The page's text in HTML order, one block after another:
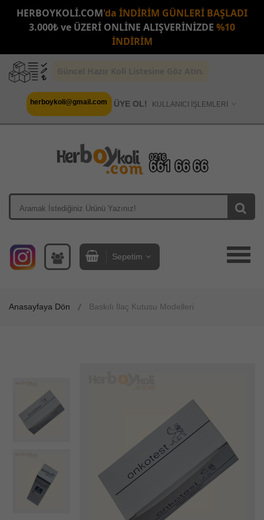
HERBOYKOLİ.COM'da İNDİRİM GÜNLERİ BAŞLADI
3.000₺ ve ÜZERİ ONLİNE ALIŞVERİNİZDE %10
İNDİRİM
KULLANICI İŞLEMLERİ
ÜYE OL!
herboykoli@gmail.com
Sepetim
Anasayfaya Dön Baskılı İlaç Kutusu Modelleri